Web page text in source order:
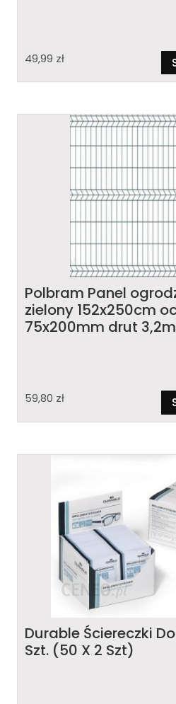
49,99 zł
Polbram Panel
zielony 152x250cm
75x200mm drut
59,80 zł
Durable Ściereczki
Szt. (50 X 2 Szt)